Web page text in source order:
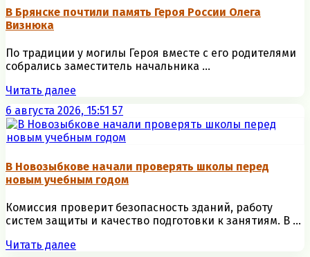
В Брянске почтили память Героя России Олега
Визнюка
По традиции у могилы Героя вместе с его родителями
собрались заместитель начальника ...
Читать далее
6 августа 2026, 15:51 57
В Новозыбкове начали проверять школы перед
новым учебным годом
Комиссия проверит безопасность зданий, работу
систем защиты и качество подготовки к занятиям. В ...
Читать далее